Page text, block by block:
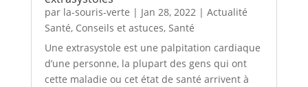
par la-souris-verte | Jan 28, 2022 | Actualité
Santé, Conseils et astuces, Santé
Une extrasystole est une palpitation cardiaque
d’une personne, la plupart des gens qui ont
cette maladie ou cet état de santé arrivent à